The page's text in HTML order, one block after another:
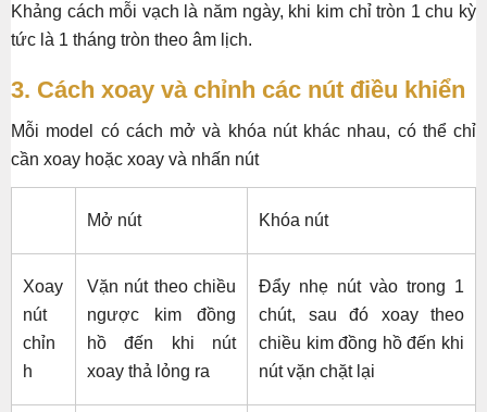
Khảng cách mỗi vạch là năm ngày, khi kim chỉ tròn 1 chu kỳ
tức là 1 tháng tròn theo âm lịch.
3. Cách xoay và chỉnh các nút điều khiển
Mỗi model có cách mở và khóa nút khác nhau, có thể chỉ
cần xoay hoặc xoay và nhấn nút
Mở nút Khóa nút
Xoay
nút
chỉn
h
Vặn nút theo chiều
ngược kim đồng
hồ đến khi nút
xoay thả lỏng ra
Đẩy nhẹ nút vào trong 1
chút, sau đó xoay theo
chiều kim đồng hồ đến khi
nút vặn chặt lại